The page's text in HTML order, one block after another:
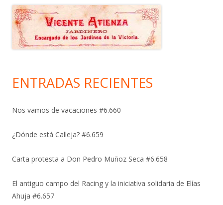
ENTRADAS RECIENTES
Nos vamos de vacaciones #6.660
¿Dónde está Calleja? #6.659
Carta protesta a Don Pedro Muñoz Seca #6.658
El antiguo campo del Racing y la iniciativa solidaria de Elías
Ahuja #6.657